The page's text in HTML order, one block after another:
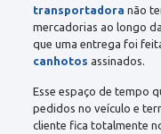
transportadora não
mercadorias ao longo
que uma entrega foi
canhotos assinados.
Esse espaço de tempo
pedidos no veículo e
cliente fica totalmente